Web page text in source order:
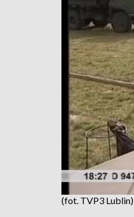
(fot. TVP3 Lublin)